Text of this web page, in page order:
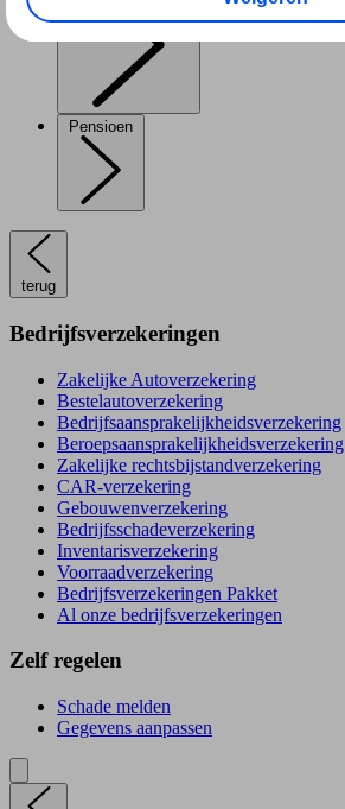
Pensioen
terug
Bedrijfsverzekeringen
Zakelijke Autoverzekering
Bestelautoverzekering
Bedrijfsaansprakelijkheidsverzekering
Beroepsaansprakelijkheidsverzekering
Zakelijke rechtsbijstandverzekering
CAR-verzekering
Gebouwenverzekering
Bedrijfsschadeverzekering
Inventarisverzekering
Voorraadverzekering
Bedrijfsverzekeringen Pakket
Al onze bedrijfsverzekeringen
Zelf regelen
Schade melden
Gegevens aanpassen